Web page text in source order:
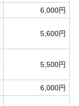
6,000円
5,600円
5,500円
6,000円